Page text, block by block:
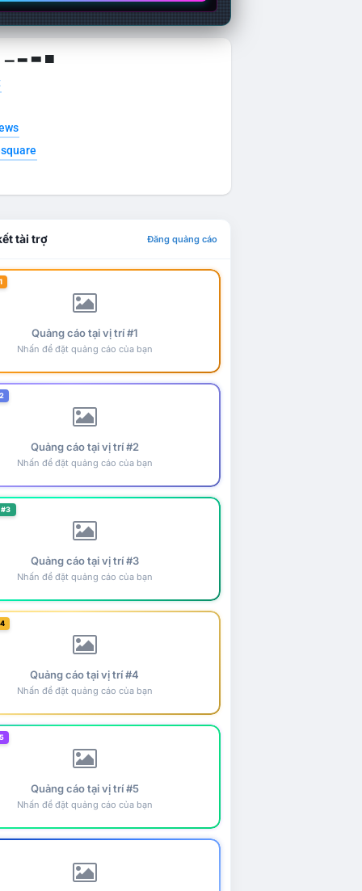
▁ ▂ ▃ ▄
tài trợ Đăng quảng cáo
Quảng cáo tại vị trí #1
Nhấn để đặt quảng cáo của bạn
Quảng cáo tại vị trí #2
Nhấn để đặt quảng cáo của bạn
Quảng cáo tại vị trí #3
Nhấn để đặt quảng cáo của bạn
Quảng cáo tại vị trí #4
Nhấn để đặt quảng cáo của bạn
Quảng cáo tại vị trí #5
Nhấn để đặt quảng cáo của bạn